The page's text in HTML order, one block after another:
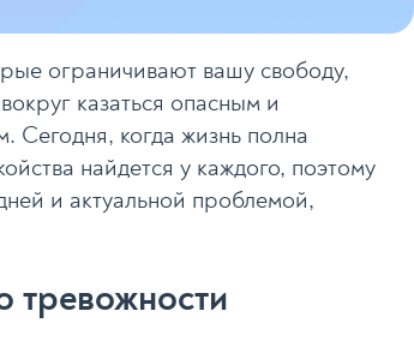
ограничивают вашу свободу,
казаться опасным и
когда жизнь полна
найдется у каждого, поэтому
и актуальной проблемой,
тревожности